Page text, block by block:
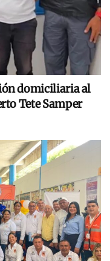
domiciliaria al
Tete Samper